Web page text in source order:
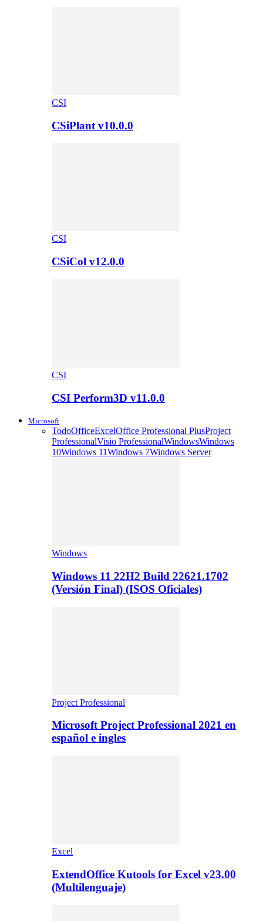
CSI
CSiPlant v10.0.0
CSI
CSiCol v12.0.0
CSI
CSI Perform3D v11.0.0
Microsoft
TodoOfficeExcelOffice Professional PlusProject
ProfessionalVisio ProfessionalWindowsWindows
10Windows 11Windows 7Windows Server
Windows
Windows 11 22H2 Build 22621.1702
(Versión Final) (ISOS Oficiales)
Project Professional
Microsoft Project Professional 2021 en
español e ingles
Excel
ExtendOffice Kutools for Excel v23.00
(Multilenguaje)